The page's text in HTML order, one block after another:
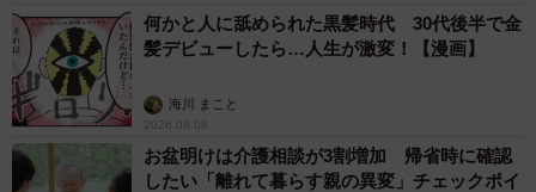
何かと人に舐められた黒髪時代 30代後半で金
髪デビューしたら…人生が激変！【漫画】
海川 まこと
2026.08.08
お盆明けは介護相談が3割増加 帰省時に確認
したい「離れて暮らす親の異変」チェックポイ